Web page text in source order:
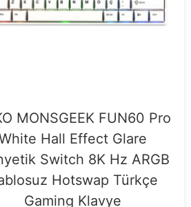
MONSGEEK FUN60 Pro
Hall Effect Glare
Switch 8K Hz ARGB
Hotswap Türkçe
Gaming Klavye